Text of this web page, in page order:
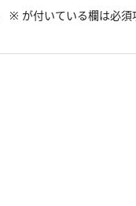
※ が付いている欄は必須